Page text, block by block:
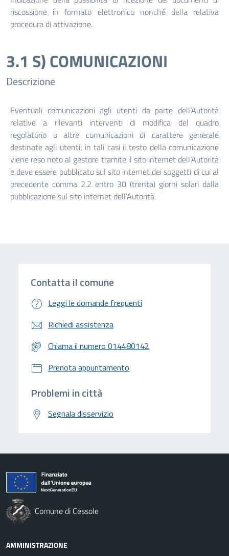
riscossione in formato elettronico nonché della relativa
procedura di attivazione.
3.1 S) COMUNICAZIONI
Descrizione
Eventuali comunicazioni agli utenti da parte dell’Autorità
relative a rilevanti interventi di modifica del quadro
regolatorio o altre comunicazioni di carattere generale
destinate agli utenti; in tali casi il testo della comunicazione
viene reso noto al gestore tramite il sito internet dell’Autorità
e deve essere pubblicato sul sito internet dei soggetti di cui al
precedente comma 2.2 entro 30 (trenta) giorni solari dalla
pubblicazione sul sito internet dell’Autorità.
Contatta il comune
Leggi le domande frequenti
Richiedi assistenza
Chiama il numero 014480142
Prenota appuntamento
Problemi in città
Segnala disservizio
Comune di Cessole
AMMINISTRAZIONE